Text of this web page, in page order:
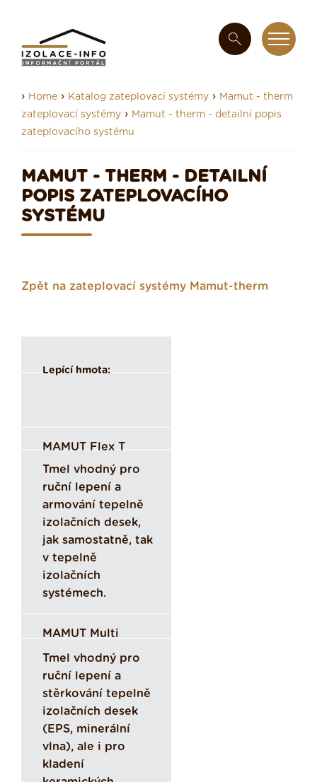
› Home › Katalog zateplovací systémy › Mamut - therm
zateplovací systémy › Mamut - therm - detailní popis
zateplovacího systému
MAMUT - THERM - DETAILNÍ
POPIS ZATEPLOVACÍHO
SYSTÉMU
Zpět na zateplovací systémy Mamut-therm
Lepící hmota:
MAMUT Flex T
Tmel vhodný pro
ruční lepení a
armování tepelně
izolačních desek,
jak samostatně, tak
v tepelně
izolačních
systémech.
MAMUT Multi
Tmel vhodný pro
ruční lepení a
stěrkování tepelně
izolačních desek
(EPS, minerální
vlna), ale i pro
kladení